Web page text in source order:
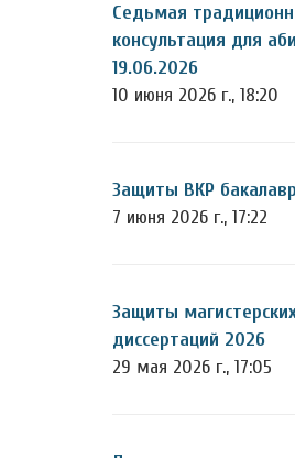
Седьмая
консультация для
19.06.2026
10 июня 2026 г., 18:20
Защиты ВКР
7 июня 2026 г., 17:22
Защиты
диссертаций 2026
29 мая 2026 г., 17:05